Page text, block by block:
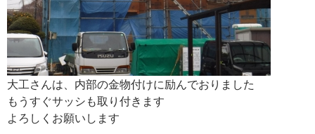
大工さんは、内部の金物付けに励んでおりました
もうすぐサッシも取り付きます
よろしくお願いします